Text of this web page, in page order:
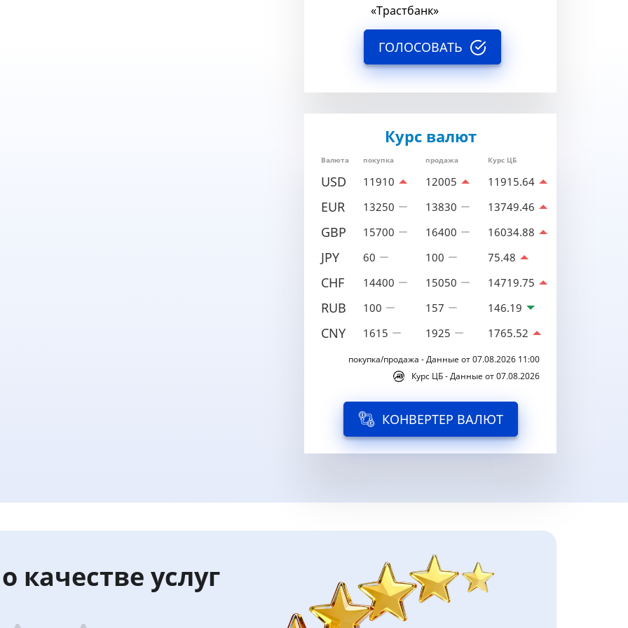
«Трастбанк»
ГОЛОСОВАТЬ
Курс валют
Валюта покупка продажа Курс ЦБ
USD 11910 12005 11915.64
EUR 13250 13830 13749.46
GBP 15700 16400 16034.88
JPY 60 100 75.48
CHF 14400 15050 14719.75
RUB 100 157 146.19
CNY 1615 1925 1765.52
покупка/продажа - Данные от 07.08.2026 11:00
Курс ЦБ - Данные от 07.08.2026
КОНВЕРТЕР ВАЛЮТ
качестве услуг